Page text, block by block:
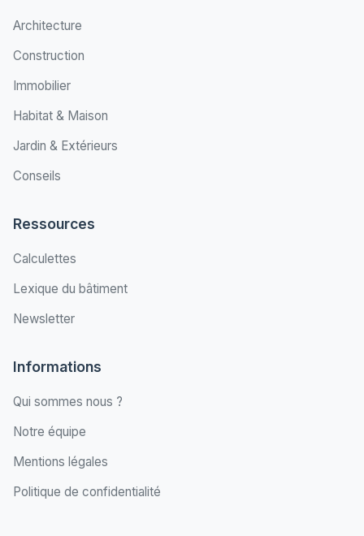
Architecture
Construction
Immobilier
Habitat & Maison
Jardin & Extérieurs
Conseils
Ressources
Calculettes
Lexique du bâtiment
Newsletter
Informations
Qui sommes nous ?
Notre équipe
Mentions légales
Politique de confidentialité